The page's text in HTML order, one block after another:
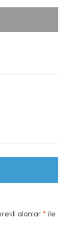
alanlar * ile